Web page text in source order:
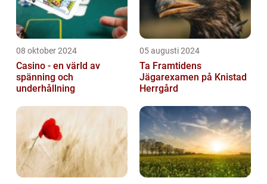
08 oktober 2024
Casino - en värld av
spänning och
underhållning
05 augusti 2024
Ta Framtidens
Jägarexamen på Knistad
Herrgård